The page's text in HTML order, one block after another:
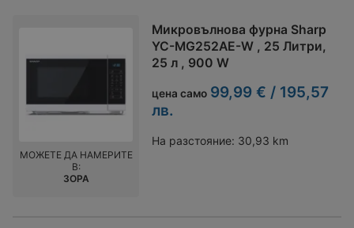
комплекта за миене, тази
съдомиялна машина е идеална
за семейства или за тези, които
обичат да приемат гости. С нея
можете да се насладите на
повече време с близките си,
вместо да прекарате часове в
миене на съдове. Със своите 7
Микровълнова фурна Sharp
YC-MG252AE-W , 25 Литри,
25 л , 900 W
цена само 99,99 € / 195,57
лв.
На разстояние: 30,93 km
МОЖЕТЕ ДА НАМЕРИТЕ
В:
ЗОРА